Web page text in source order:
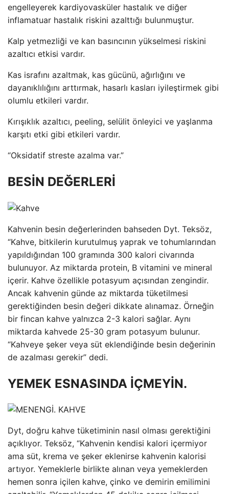
engelleyerek kardiyovasküler hastalık ve diğer
inflamatuar hastalık riskini azalttığı bulunmuştur.
Kalp yetmezliği ve kan basıncının yükselmesi riskini
azaltıcı etkisi vardır.
Kas israfını azaltmak, kas gücünü, ağırlığını ve
dayanıklılığını arttırmak, hasarlı kasları iyileştirmek gibi
olumlu etkileri vardır.
Kırışıklık azaltıcı, peeling, selülit önleyici ve yaşlanma
karşıtı etki gibi etkileri vardır.
“Oksidatif streste azalma var.”
BESİN DEĞERLERİ
Kahvenin besin değerlerinden bahseden Dyt. Teksöz,
“Kahve, bitkilerin kurutulmuş yaprak ve tohumlarından
yapıldığından 100 gramında 300 kalori civarında
bulunuyor. Az miktarda protein, B vitamini ve mineral
içerir. Kahve özellikle potasyum açısından zengindir.
Ancak kahvenin günde az miktarda tüketilmesi
gerektiğinden besin değeri dikkate alınamaz. Örneğin
bir fincan kahve yalnızca 2-3 kalori sağlar. Aynı
miktarda kahvede 25-30 gram potasyum bulunur.
“Kahveye şeker veya süt eklendiğinde besin değerinin
de azalması gerekir” dedi.
YEMEK ESNASINDA İÇMEYİN.
Dyt, doğru kahve tüketiminin nasıl olması gerektiğini
açıklıyor. Teksöz, “Kahvenin kendisi kalori içermiyor
ama süt, krema ve şeker eklenirse kahvenin kalorisi
artıyor. Yemeklerle birlikte alınan veya yemeklerden
hemen sonra içilen kahve, çinko ve demirin emilimini